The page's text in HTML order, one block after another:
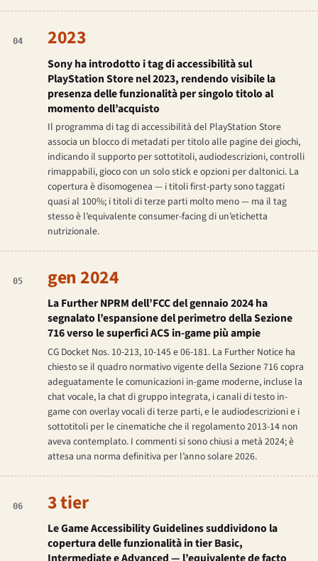
04 2023
Sony ha introdotto i tag di accessibilità sul
PlayStation Store nel 2023, rendendo visibile la
presenza delle funzionalità per singolo titolo al
momento dell’acquisto
Il programma di tag di accessibilità del PlayStation Store
associa un blocco di metadati per titolo alle pagine dei giochi,
indicando il supporto per sottotitoli, audiodescrizioni, controlli
rimappabili, gioco con un solo stick e opzioni per daltonici. La
copertura è disomogenea — i titoli first-party sono taggati
quasi al 100%; i titoli di terze parti molto meno — ma il tag
stesso è l’equivalente consumer-facing di un’etichetta
nutrizionale.
05 gen 2024
La Further NPRM dell’FCC del gennaio 2024 ha
segnalato l’espansione del perimetro della Sezione
716 verso le superfici ACS in-game più ampie
CG Docket Nos. 10-213, 10-145 e 06-181. La Further Notice ha
chiesto se il quadro normativo vigente della Sezione 716 copra
adeguatamente le comunicazioni in-game moderne, incluse la
chat vocale, la chat di gruppo integrata, i canali di testo in-
game con overlay vocali di terze parti, e le audiodescrizioni e i
sottotitoli per le cinematiche che il regolamento 2013-14 non
aveva contemplato. I commenti si sono chiusi a metà 2024; è
attesa una norma definitiva per l’anno solare 2026.
06 3 tier
Le Game Accessibility Guidelines suddividono la
copertura delle funzionalità in tier Basic,